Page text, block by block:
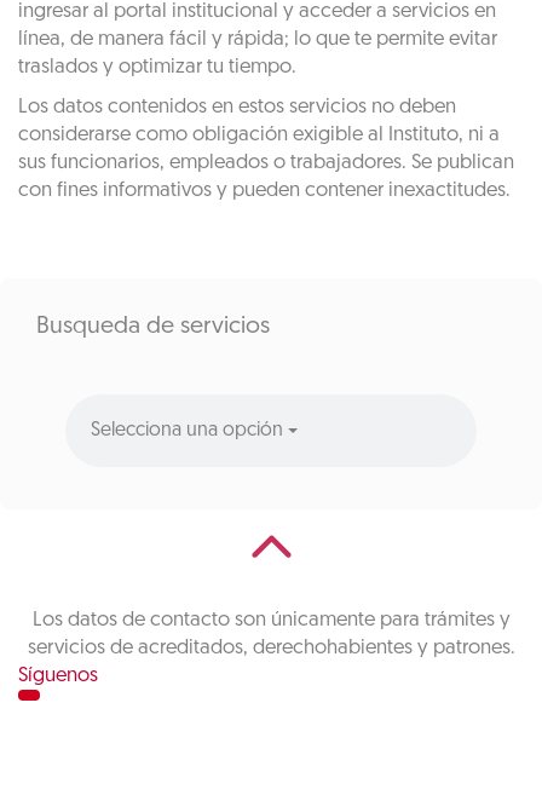
ingresar al portal institucional y acceder a servicios en
línea, de manera fácil y rápida; lo que te permite evitar
traslados y optimizar tu tiempo.
Los datos contenidos en estos servicios no deben
considerarse como obligación exigible al Instituto, ni a
sus funcionarios, empleados o trabajadores. Se publican
con fines informativos y pueden contener inexactitudes.
Busqueda de servicios
Selecciona una opción
Los datos de contacto son únicamente para trámites y
servicios de acreditados, derechohabientes y patrones.
Síguenos